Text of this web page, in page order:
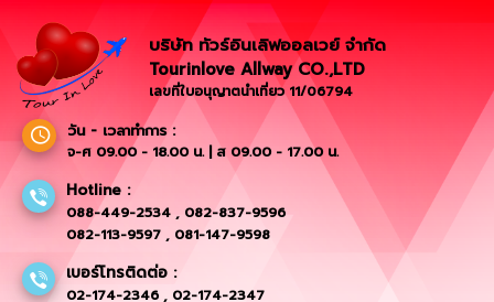
บริษัท ทัวร์อินเลิฟออลเวย์ จำกัด
Tourinlove Allway CO.,LTD
เลขที่ใบอนุญาตนำเที่ยว 11/06794
วัน - เวลาทำการ :
จ-ศ 09.00 - 18.00 น. | ส 09.00 - 17.00 น.
Hotline :
088-449-2534 , 082-837-9596
082-113-9597 , 081-147-9598
เบอร์โทรติดต่อ :
02-174-2346 , 02-174-2347